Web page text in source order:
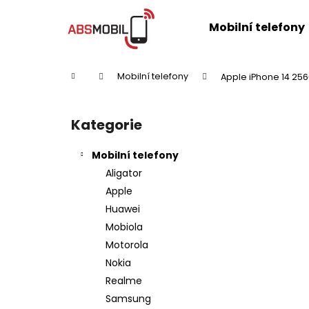
Mobilní telefony
Domů Mobilní telefony Apple iPhone 14
Přeskočit
kategorie
Kategorie
Mobilní telefony
Aligator
Apple
Huawei
Mobiola
Motorola
Nokia
Realme
Samsung
Zpět
Zpět